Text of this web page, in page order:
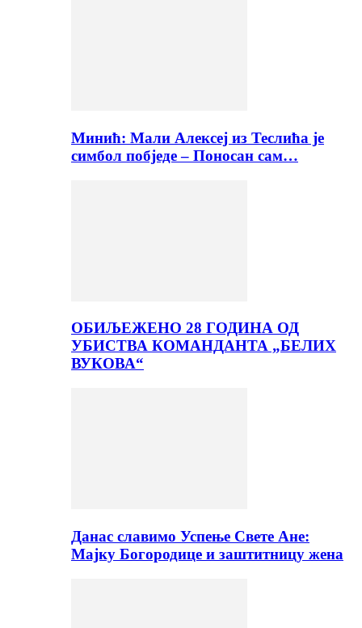
Минић: Мали Алексеј из Теслића је
симбол побједе – Поносан сам…
ОБИЉЕЖЕНО 28 ГОДИНА ОД
УБИСТВА КОМАНДАНТА „БЕЛИХ
ВУКОВА“
Данас славимо Успење Свете Ане:
Мајку Богородице и заштитницу жена